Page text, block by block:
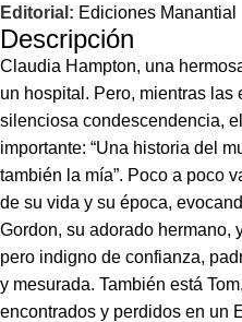
Editorial: Ediciones Manantial
Descripción
Claudia Hampton, una
un hospital. Pero, mientras las
silenciosa condescendencia,
importante: “Una historia del
también la mía”. Poco a poco
de su vida y su época,
Gordon, su adorado hermano,
pero indigno de confianza,
y mesurada. También está
encontrados y perdidos en un